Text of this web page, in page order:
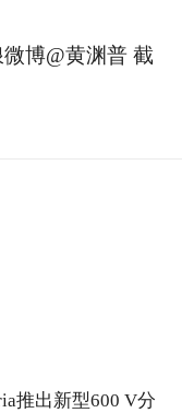
博@黄渊普 截
推出新型600 V分